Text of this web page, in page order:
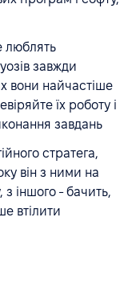
люблять
завжди
вони найчастіше
їх роботу і
завдань
стратега,
він з ними на
з іншого - бачить,
втілити